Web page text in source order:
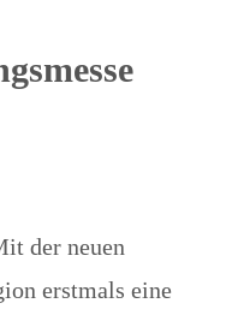
der neuen
erstmals eine